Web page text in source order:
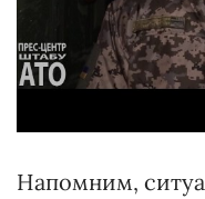
Напомним,